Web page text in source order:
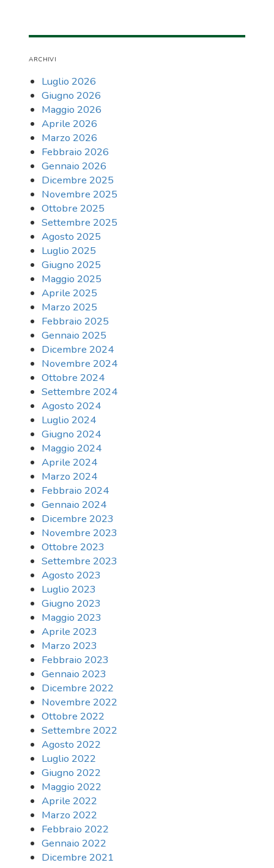
ARCHIVI
Luglio 2026
Giugno 2026
Maggio 2026
Aprile 2026
Marzo 2026
Febbraio 2026
Gennaio 2026
Dicembre 2025
Novembre 2025
Ottobre 2025
Settembre 2025
Agosto 2025
Luglio 2025
Giugno 2025
Maggio 2025
Aprile 2025
Marzo 2025
Febbraio 2025
Gennaio 2025
Dicembre 2024
Novembre 2024
Ottobre 2024
Settembre 2024
Agosto 2024
Luglio 2024
Giugno 2024
Maggio 2024
Aprile 2024
Marzo 2024
Febbraio 2024
Gennaio 2024
Dicembre 2023
Novembre 2023
Ottobre 2023
Settembre 2023
Agosto 2023
Luglio 2023
Giugno 2023
Maggio 2023
Aprile 2023
Marzo 2023
Febbraio 2023
Gennaio 2023
Dicembre 2022
Novembre 2022
Ottobre 2022
Settembre 2022
Agosto 2022
Luglio 2022
Giugno 2022
Maggio 2022
Aprile 2022
Marzo 2022
Febbraio 2022
Gennaio 2022
Dicembre 2021